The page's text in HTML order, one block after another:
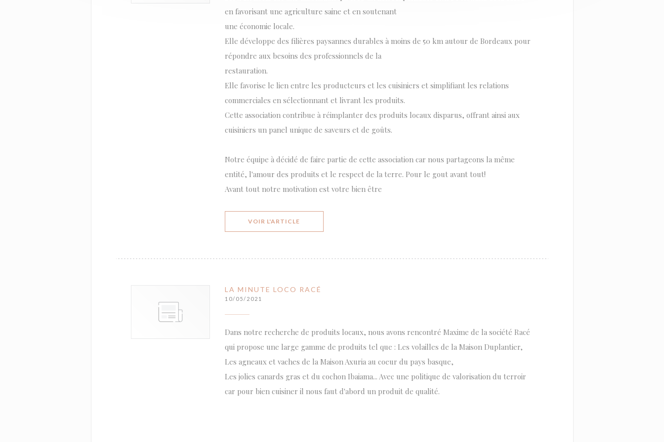
en favorisant une agriculture saine et en soutenant
une économie locale.
Elle développe des filières paysannes durables à moins de 50 km autour de Bordeaux pour
répondre aux besoins des professionnels de la
restauration.
Elle favorise le lien entre les producteurs et les cuisiniers et simplifiant les relations
commerciales en sélectionnant et livrant les produits.
Cette association contribue à réimplanter des produits locaux disparus, offrant ainsi aux
cuisiniers un panel unique de saveurs et de goûts.
Notre équipe à décidé de faire partie de cette association car nous partageons la même
entité, l'amour des produits et le respect de la terre. Pour le gout avant tout!
Avant tout notre motivation est votre bien être
VOIR L'ARTICLE
LA MINUTE LOCO RACÉ
10/05/2021
Dans notre recherche de produits locaux, nous avons rencontré Maxime de la société Racé
qui propose une large gamme de produits tel que : Les volailles de la Maison Duplantier,
Les agneaux et vaches de la Maison Axuria au coeur du pays basque,
Les jolies canards gras et du cochon Ibaiama... Avec une politique de valorisation du terroir
car pour bien cuisiner il nous faut d'abord un produit de qualité.